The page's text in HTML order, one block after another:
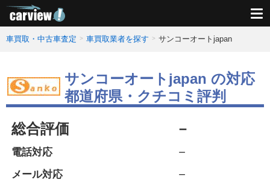
車買取・中古車査定 車買取業者を探す サンコーオートjapan
サンコーオートjapan の対応
都道府県・クチコミ評判
総合評価 －
電話対応 －
メール対応 －